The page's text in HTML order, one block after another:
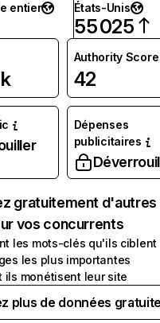
entier
États-Unis
55 025
Authority Score
42
Dépenses
publicitaires
gratuitement d'autres
vos concurrents
les mots-clés qu'ils ciblent
les plus importantes
ils monétisent leur site
plus de données